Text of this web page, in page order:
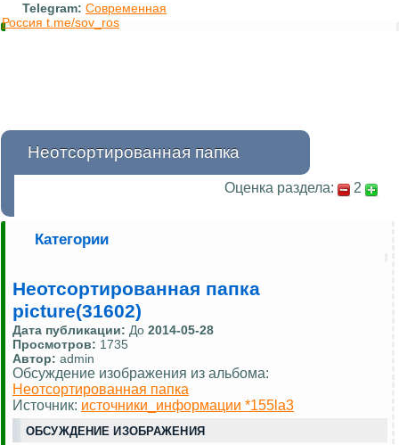
Telegram: Современная
Россия t.me/sov_ros
Неотсортированная папка
Оценка раздела: 2
Категории
Неотсортированная папка
picture(31602)
Дата публикации: До 2014-05-28
Просмотров: 1735
Автор: admin
Обсуждение изображения из альбома:
Неотсортированная папка
Источник: источники_информации *155la3
ОБСУЖДЕНИЕ ИЗОБРАЖЕНИЯ